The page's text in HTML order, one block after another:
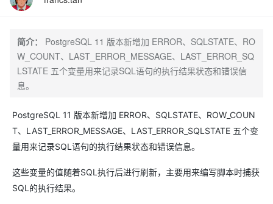
简介：
PostgreSQL 11 版本新增加 ERROR、SQLSTATE、RO
W_COUNT、LAST_ERROR_MESSAGE、LAST_ERROR_SQ
LSTATE 五个变量用来记录SQL语句的执行结果状态和错误信
息。
PostgreSQL 11 版本新增加 ERROR、SQLSTATE、ROW_COUN
T、LAST_ERROR_MESSAGE、LAST_ERROR_SQLSTATE 五个变
量用来记录SQL语句的执行结果状态和错误信息。
这些变量的值随着SQL执行后进行刷新，主要用来编写脚本时捕获
SQL的执行结果。